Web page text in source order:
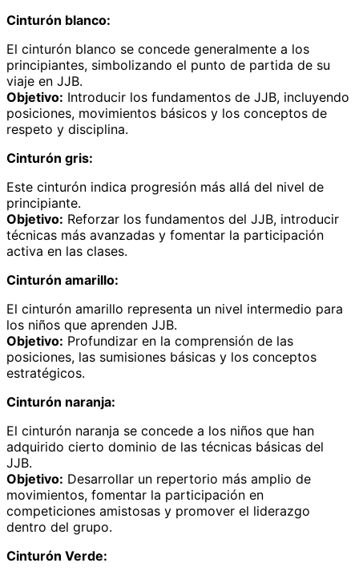
Cinturón blanco:
El cinturón blanco se concede generalmente a los
principiantes, simbolizando el punto de partida de su
viaje en JJB.
Objetivo: Introducir los fundamentos de JJB, incluyendo
posiciones, movimientos básicos y los conceptos de
respeto y disciplina.
Cinturón gris:
Este cinturón indica progresión más allá del nivel de
principiante.
Objetivo: Reforzar los fundamentos del JJB, introducir
técnicas más avanzadas y fomentar la participación
activa en las clases.
Cinturón amarillo:
El cinturón amarillo representa un nivel intermedio para
los niños que aprenden JJB.
Objetivo: Profundizar en la comprensión de las
posiciones, las sumisiones básicas y los conceptos
estratégicos.
Cinturón naranja:
El cinturón naranja se concede a los niños que han
adquirido cierto dominio de las técnicas básicas del
JJB.
Objetivo: Desarrollar un repertorio más amplio de
movimientos, fomentar la participación en
competiciones amistosas y promover el liderazgo
dentro del grupo.
Cinturón Verde: